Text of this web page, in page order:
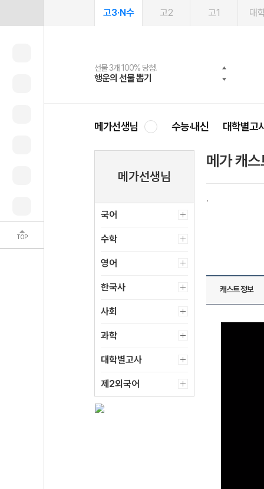
TOP
고3·N수 고2 고1 대
선물 3개 100% 당첨!
행운의 선물 뽑기
선물 100% 증정!
메가스터디 X 올리브
여름방학 스터디 캐시백
메가런 썸머스쿨
2027 러셀 단과
강사 공개선발
스마트러닝앱
설문 EVENT
메가패스
3일 무료 체험권
메가패스 수강생 무료혜택!
메가클럽 멤버십
사회공헌 캠페인
희망이룸 메가나눔
메가선생님 수능·내신 대학별고
메가선생님
국어
수학
영어
한국사
사회
과학
대학별고사
제2외국어
메가 캐스
캐스트 정보